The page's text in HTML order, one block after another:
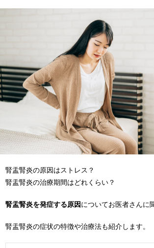
腎盂腎炎の原因はストレス？
腎盂腎炎の治療期間はどれくらい？
腎盂腎炎を発症する原因についてお医者さんに
腎盂腎炎の症状の特徴や治療法も紹介します。